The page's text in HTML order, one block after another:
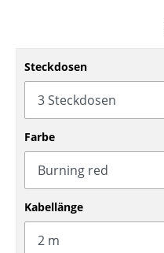
Bürodrehstühle
Konferenzstühle
Bürosessel
Einzelteile
... alle Sitzmöbel
Tische
Steckdosen
Farbe
Kabellänge